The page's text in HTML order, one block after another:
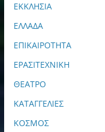
ΕΚΚΛΗΣΙΑ
ΕΛΛΑΔΑ
ΕΠΙΚΑΙΡΟΤΗΤΑ
ΕΡΑΣΙΤΕΧΝΙΚΗ
ΘΕΑΤΡΟ
ΚΑΤΑΓΓΕΛΙΕΣ
ΚΟΣΜΟΣ